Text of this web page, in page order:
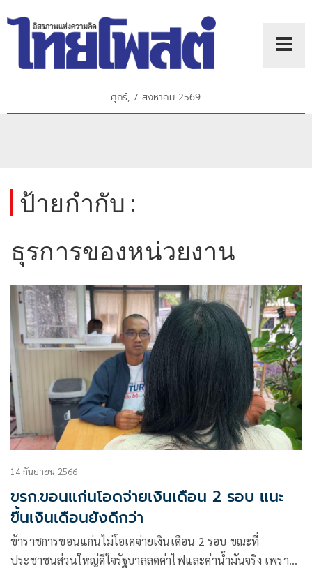
ศุกร์, 7 สิงหาคม 2569
ป้ายกำกับ :
ธุรการของหน่วยงาน
14 กันยายน 2566
ขรก.ขอนแก่นโอดจ่ายเงินเดือน 2 รอบ แนะ
ขึ้นเงินเดือนยังดีกว่า
ข้าราชการขอนแก่นไม่โอเคจ่ายเงินเดือน 2 รอบ ขณะที่
ประชาชนส่วนใหญ่ดีใจรัฐบาลลดค่าไฟและค่าน้ำมันจริง เพราะ